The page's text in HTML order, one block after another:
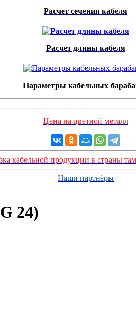
Расчет сечения кабеля
Расчет длины кабеля
Параметры кабельных
Цена на цветной металл
кабельной продукции в страны
Наши партнёры
24)